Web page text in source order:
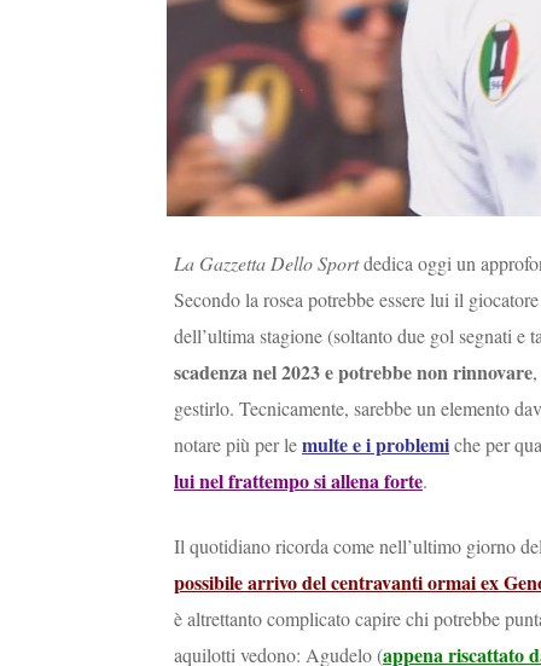
La Gazzetta Dello Sportdedica oggi un
Secondo la rosea potrebbe essere lui il
dell’ultima stagione (soltanto due gol segnati e
scadenza nel 2023 e potrebbe non rinnovare
gestirlo. Tecnicamente, sarebbe un elemento
notare più per lemulte e i problemiche per
lui nel frattempo si allena forte.
Il quotidiano ricorda come nell’ultimo giorno
possibile arrivo del centravanti ormai ex
è altrettanto complicato capire chi potrebbe
aquilotti vedono: Agudelo (appena riscattato